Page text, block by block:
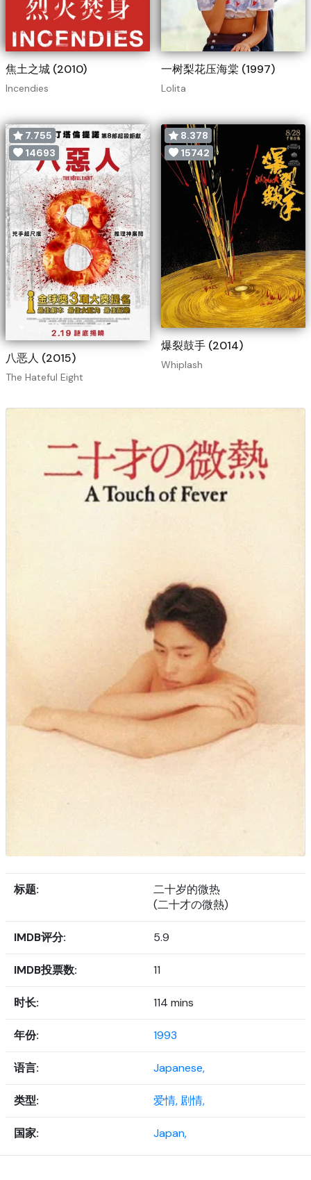
标题:
二十岁的微热
(二十才の微熱)
IMDB评分: 5.9
IMDB投票数: 11
时长: 114 mins
年份: 1993
语言: Japanese,
类型: 爱情,剧情,
国家: Japan,
焦土之城 (2010)
Incendies
一树梨花压海棠 (1997)
Lolita
7.755
14693
八恶人 (2015)
The Hateful Eight
8.378
15742
爆裂鼓手 (2014)
Whiplash